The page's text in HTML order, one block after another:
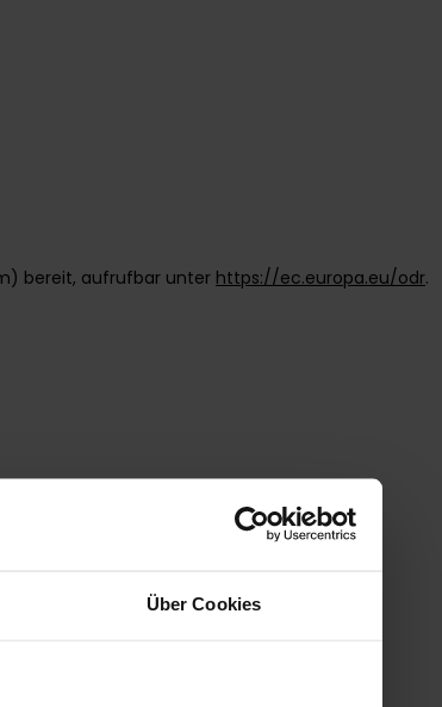
Über Cookies
bereit, aufrufbar unter https://ec.europa.eu/odr.